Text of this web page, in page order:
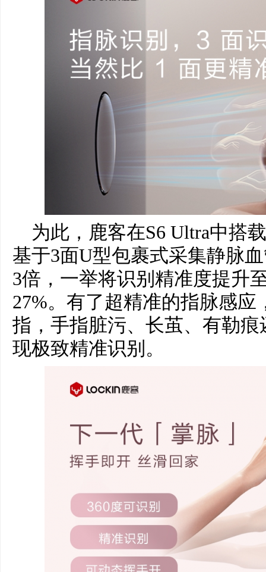
为此，鹿客在S6 Ultra中搭
基于3面U型包裹式采集静脉
3倍，一举将识别精准度提升
27%。有了超精准的指脉感
指，手指脏污、长茧、有勒
现极致精准识别。